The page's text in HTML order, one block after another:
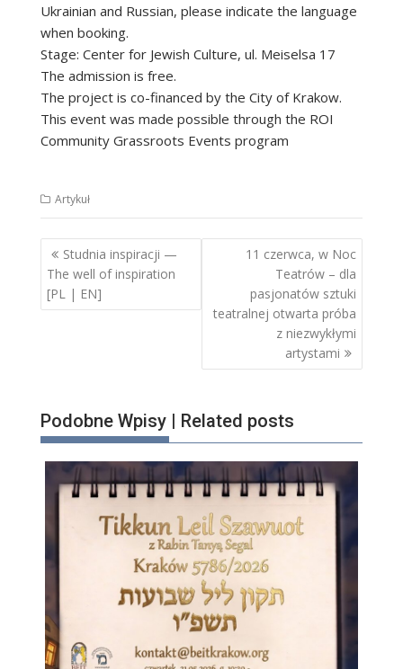
Ukrainian and Russian, please indicate the language
when booking.
Stage: Center for Jewish Culture, ul. Meiselsa 17
The admission is free.
The project is co-financed by the City of Krakow.
This event was made possible through the ROI
Community Grassroots Events program
Artykuł
Nawigacja
wpisu
Studnia inspiracji —
The well of inspiration
[PL | EN]
11 czerwca, w Noc
Teatrów – dla
pasjonatów sztuki
teatralnej otwarta próba
z niezwykłymi
artystami
Podobne Wpisy | Related posts